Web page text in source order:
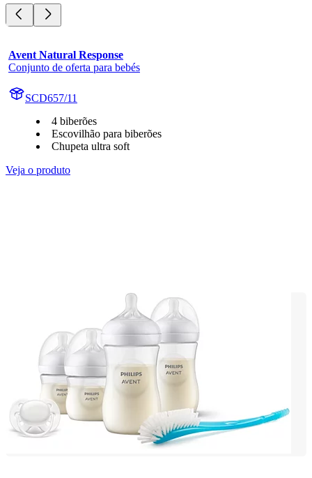
Avent Natural Response
Conjunto de oferta para bebés
SCD657/11
4 biberões
Escovilhão para biberões
Chupeta ultra soft
Veja o produto